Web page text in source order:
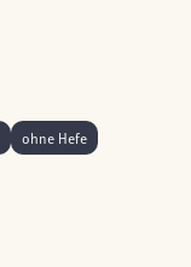
ohne Hefe